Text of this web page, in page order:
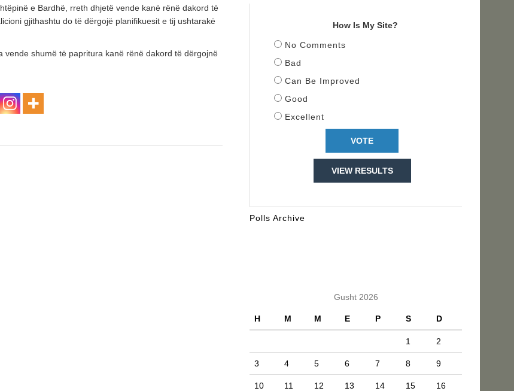
e Bardhë, rreth dhjetë vende kanë rënë dakord të
gjithashtu do të dërgojë planifikuesit e tij ushtarakë
vende shumë të papritura kanë rënë dakord të dërgojnë
How Is My Site?
No Comments
Bad
Can Be Improved
Good
Excellent
VIEW RESULTS
Polls Archive
Gusht 2026
H M M E P S D
1 2
3 4 5 6 7 8 9
10 11 12 13 14 15 16